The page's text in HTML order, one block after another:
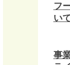
フ
い
事